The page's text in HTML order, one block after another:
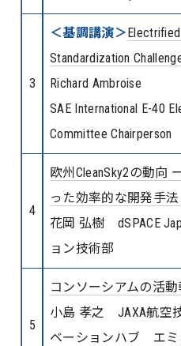
3
＜基調講演＞
Standardization
Richard Ambroise
SAE International E-40
Committee Chairperson
4
欧州CleanSky2の動向
った効率的な開発手法
花岡 弘樹 dSPACE
ョン技術部
5
コンソーシアムの活動
小島 孝之 JAXA航空
ベーションハブ エミ